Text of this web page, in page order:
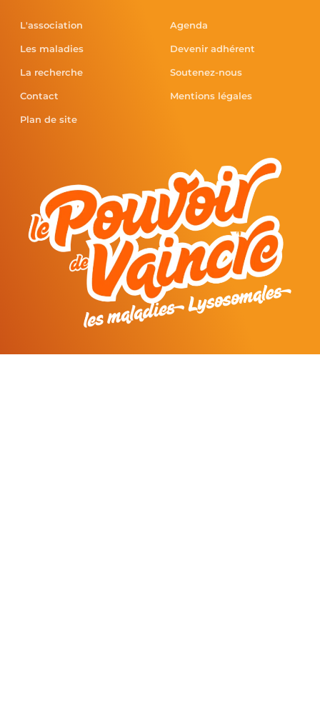
L'association
Les maladies
La recherche
Contact
Plan de site
Agenda
Devenir adhérent
Soutenez-nous
Mentions légales